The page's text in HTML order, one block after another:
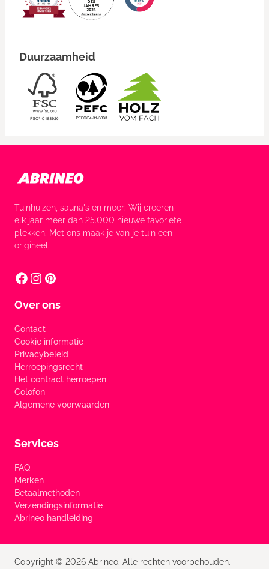
Duurzaamheid
Tuinhuizen, sauna's en meer: Wij creëren
elk jaar meer dan 25.000 nieuwe favoriete
plekken. Met ons maak je van je tuin een
origineel.
Over ons
Contact
Cookie informatie
Privacybeleid
Herroepingsrecht
Het contract herroepen
Colofon
Algemene voorwaarden
Services
FAQ
Merken
Betaalmethoden
Verzendingsinformatie
Abrineo handleiding
Copyright © 2026 Abrineo. Alle rechten voorbehouden.